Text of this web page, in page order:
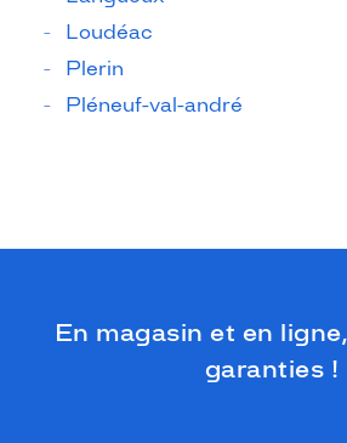
Loudéac
Plerin
Pléneuf-val-andré
En magasin et en
garanties !